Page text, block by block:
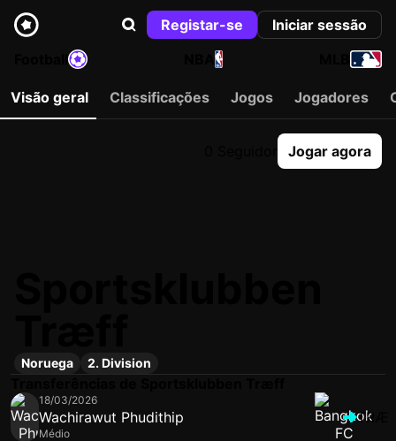
Registar-se
Iniciar sessão
NBA
Visão geral Classificações Jogos Jogadores
Jogar agora
Noruega 2. Division
18/03/2026
Wachirawut Phudithip
Médio
TRÆ